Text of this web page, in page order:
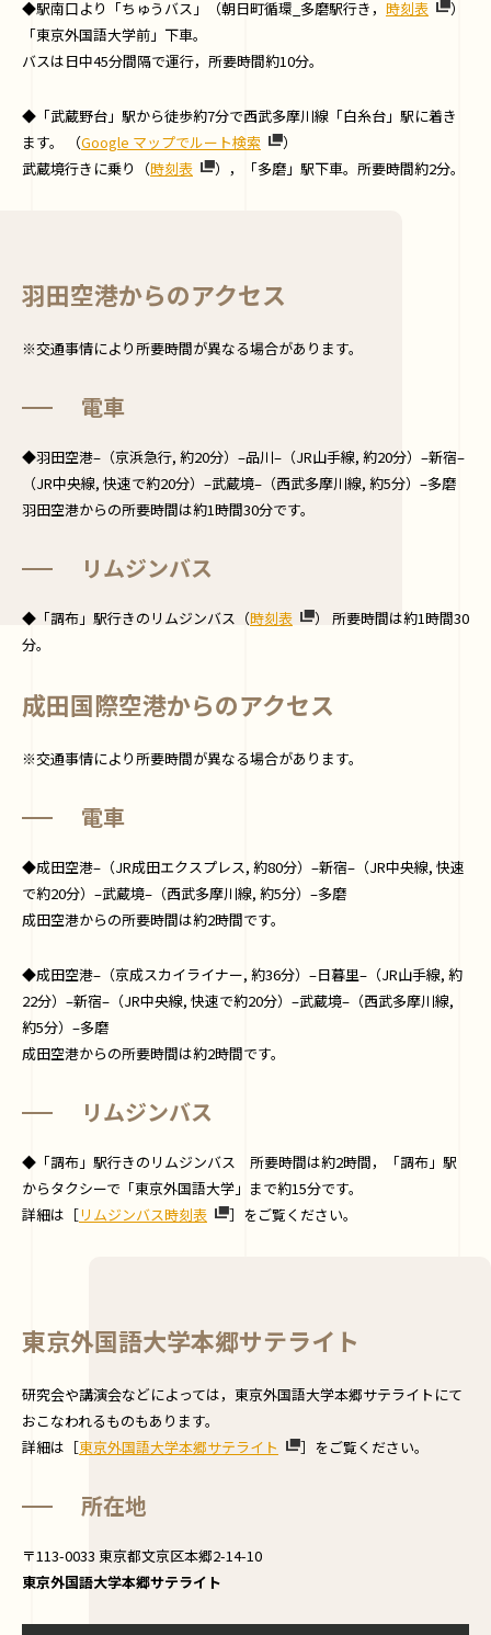
◆駅南口より「ちゅうバス」（朝日町循環_多磨駅行き， 時刻表
）
「東京外国語大学前」下車。
バスは日中45分間隔で運行，所要時間約10分。
◆「武蔵野台」駅から徒歩約7分で西武多摩川線「白糸台」駅に着き
ます。 （Google マップでルート検索
）
武蔵境行きに乗り（時刻表 ），「多磨」駅下車。所要時間約2分。
羽田空港からのアクセス
※交通事情により所要時間が異なる場合があります。
電車
◆羽田空港–（京浜急行, 約20分）–品川–（JR山手線, 約20分）–新宿–
（JR中央線, 快速で約20分）–武蔵境–（西武多摩川線, 約5分）–多磨
羽田空港からの所要時間は約1時間30分です。
リムジンバス
◆「調布」駅行きのリムジンバス（時刻表
） 所要時間は約1時間30
分。
成田国際空港からのアクセス
※交通事情により所要時間が異なる場合があります。
電車
◆成田空港–（JR成田エクスプレス, 約80分）–新宿–（JR中央線, 快速
で約20分）–武蔵境–（西武多摩川線, 約5分）–多磨
成田空港からの所要時間は約2時間です。
◆成田空港–（京成スカイライナー, 約36分）–日暮里–（JR山手線, 約
22分）–新宿–（JR中央線, 快速で約20分）–武蔵境–（西武多摩川線,
約5分）–多磨
成田空港からの所要時間は約2時間です。
リムジンバス
◆「調布」駅行きのリムジンバス 所要時間は約2時間，「調布」駅
からタクシーで「東京外国語大学」まで約15分です。
詳細は［リムジンバス時刻表 ］をご覧ください。
東京外国語大学本郷サテライト
研究会や講演会などによっては，東京外国語大学本郷サテライトにて
おこなわれるものもあります。
詳細は［東京外国語大学本郷サテライト ］をご覧ください。
所在地
〒113-0033 東京都文京区本郷2-14-10
東京外国語大学本郷サテライト